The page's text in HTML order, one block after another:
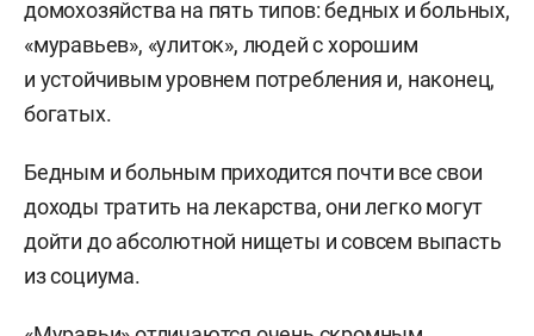
домохозяйства на пять типов: бедных и больных,
«муравьев», «улиток», людей с хорошим
и устойчивым уровнем потребления и, наконец,
богатых.
Бедным и больным приходится почти все свои
доходы тратить на лекарства, они легко могут
дойти до абсолютной нищеты и совсем выпасть
из социума.